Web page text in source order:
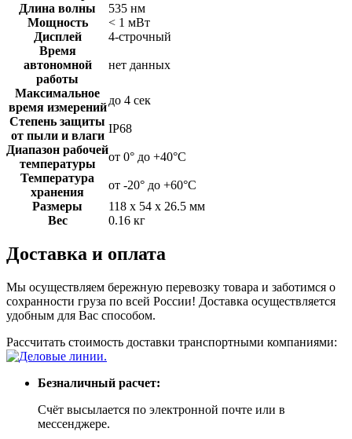
Длина волны
535 нм
Мощность
< 1 мВт
Дисплей
4-строчный
Время
автономной
работы
нет данных
Максимальное
время измерений
до 4 сек
Степень защиты
от пыли и влаги
IP68
Диапазон рабочей
температуры
от 0° до +40°С
Температура
хранения
от -20° до +60°С
Размеры
118 х 54 х 26.5 мм
Вес
0.16 кг
Доставка и оплата
Мы осуществляем бережную перевозку товара и заботимся о
сохранности груза по всей России! Доставка осуществляется
удобным для Вас способом.
Рассчитать стоимость доставки транспортными компаниями:
Безналичный расчет:
Счёт высылается по электронной почте или в
мессенджере.